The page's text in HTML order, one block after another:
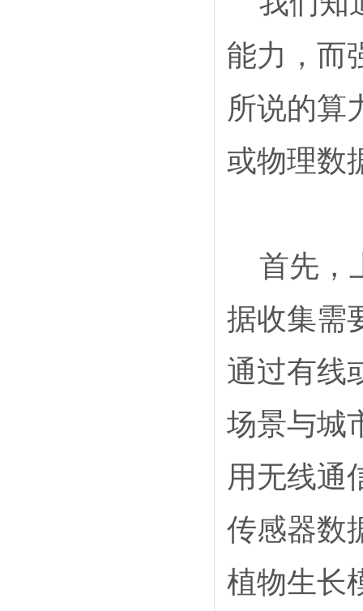
能力，而
所说的算
或物理数
首先，
据收集需
通过有线
场景与城
用无线通
传感器数
植物生长